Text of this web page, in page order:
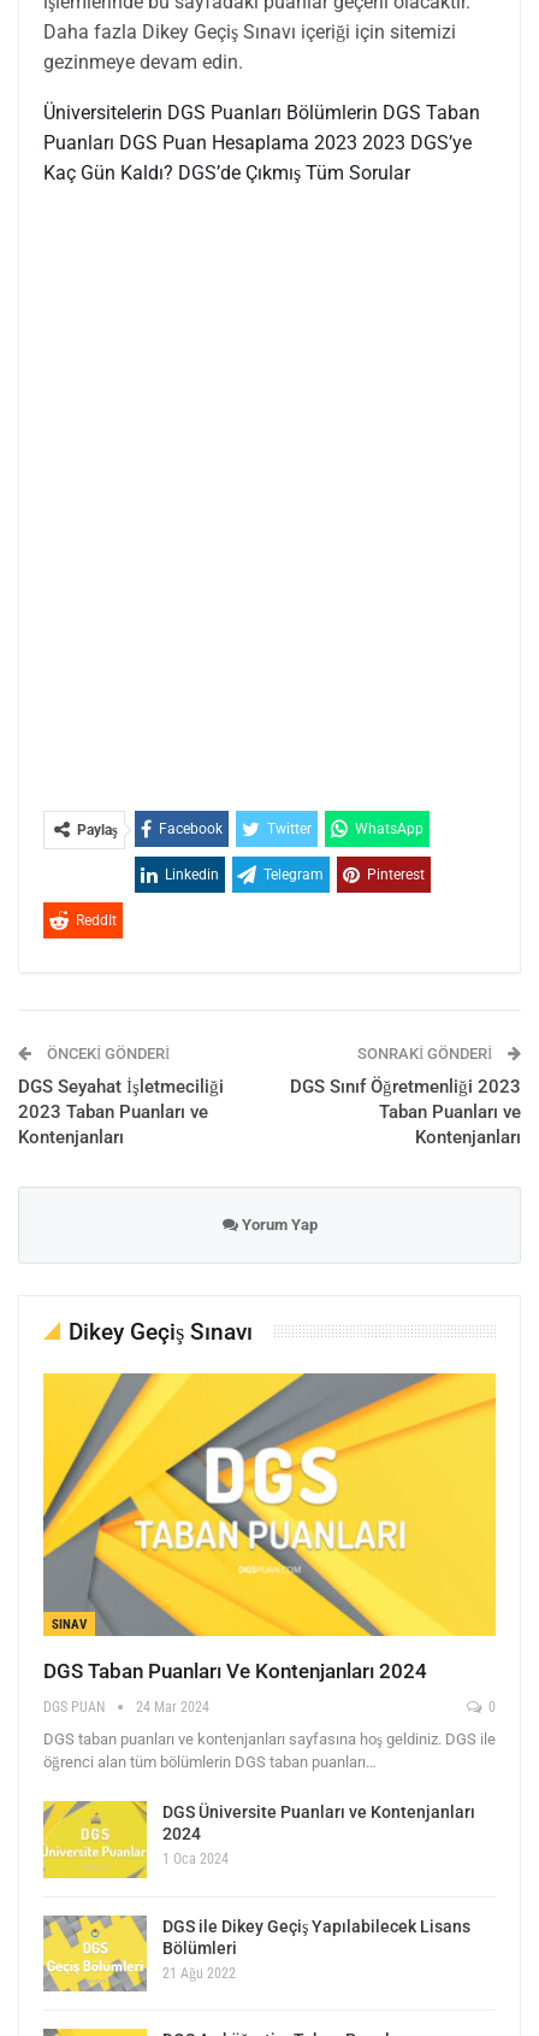
Daha fazla Dikey Geçiş Sınavı içeriği için sitemizi
gezinmeye devam edin.
Üniversitelerin DGS Puanları Bölümlerin DGS Taban
Puanları DGS Puan Hesaplama 2023 2023 DGS’ye
Kaç Gün Kaldı? DGS’de Çıkmış Tüm Sorular
Paylaş Facebook Twitter WhatsApp
Linkedin Telegram Pinterest
ReddIt
ÖNCEKI GÖNDERI
DGS Seyahat İşletmeciliği
2023 Taban Puanları ve
Kontenjanları
SONRAKI GÖNDERI
DGS Sınıf Öğretmenliği 2023
Taban Puanları ve
Kontenjanları
Yorum Yap
Dikey Geçiş Sınavı
SINAV
DGS Taban Puanları Ve Kontenjanları 2024
DGS PUAN 24 Mar 2024 0
DGS taban puanları ve kontenjanları sayfasına hoş geldiniz. DGS ile
öğrenci alan tüm bölümlerin DGS taban puanları…
DGS Üniversite Puanları ve Kontenjanları
2024
1 Oca 2024
DGS ile Dikey Geçiş Yapılabilecek Lisans
Bölümleri
21 Ağu 2022